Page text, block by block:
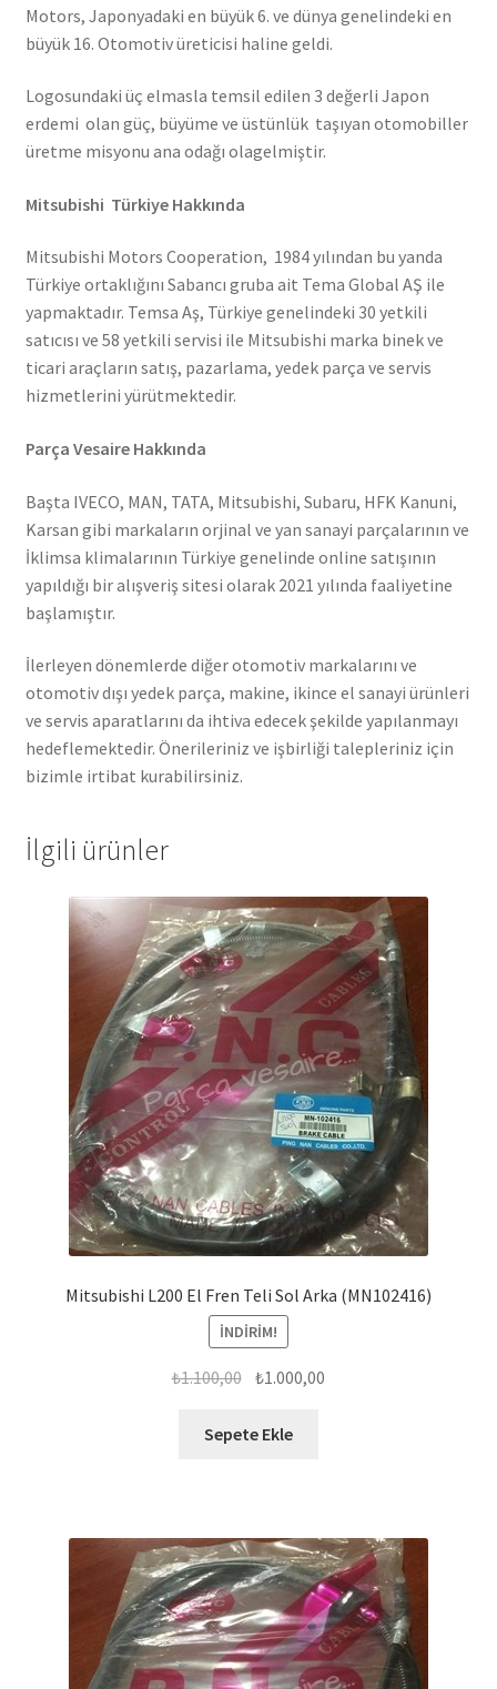
Motors, Japonyadaki en büyük 6. ve dünya genelindeki en
büyük 16. Otomotiv üreticisi haline geldi.
Logosundaki üç elmasla temsil edilen 3 değerli Japon
erdemi olan güç, büyüme ve üstünlük taşıyan otomobiller
üretme misyonu ana odağı olagelmiştir.
Mitsubishi Türkiye Hakkında
Mitsubishi Motors Cooperation, 1984 yılından bu yanda
Türkiye ortaklığını Sabancı gruba ait Tema Global AŞ ile
yapmaktadır. Temsa Aş, Türkiye genelindeki 30 yetkili
satıcısı ve 58 yetkili servisi ile Mitsubishi marka binek ve
ticari araçların satış, pazarlama, yedek parça ve servis
hizmetlerini yürütmektedir.
Parça Vesaire Hakkında
Başta IVECO, MAN, TATA, Mitsubishi, Subaru, HFK Kanuni,
Karsan gibi markaların orjinal ve yan sanayi parçalarının ve
İklimsa klimalarının Türkiye genelinde online satışının
yapıldığı bir alışveriş sitesi olarak 2021 yılında faaliyetine
başlamıştır.
İlerleyen dönemlerde diğer otomotiv markalarını ve
otomotiv dışı yedek parça, makine, ikince el sanayi ürünleri
ve servis aparatlarını da ihtiva edecek şekilde yapılanmayı
hedeflemektedir. Önerileriniz ve işbirliği talepleriniz için
bizimle irtibat kurabilirsiniz.
İlgili ürünler
Mitsubishi L200 El Fren Teli Sol Arka (MN102416)
İNDIRIM!
₺1.100,00 Orijinal
₺1.100,00.
₺1.000,00
Sepete Ekle